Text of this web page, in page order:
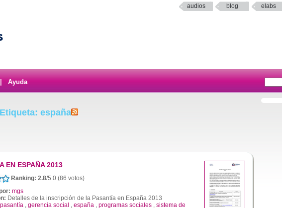
audios blog elabs
Ayuda
españa
EN ESPAÑA 2013
Ranking: 2.8/5.0 (86 votos)
mgs
Detalles de la inscripción de la Pasantía en España 2013
pasantía , gerencia social , españa , programas sociales , sistema de